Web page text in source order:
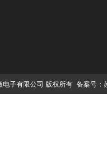
子有限公司 版权所有 备案号：